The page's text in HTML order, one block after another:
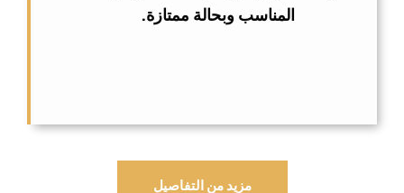
المناسب وبحالة ممتازة.
مزيد من التفاصيل